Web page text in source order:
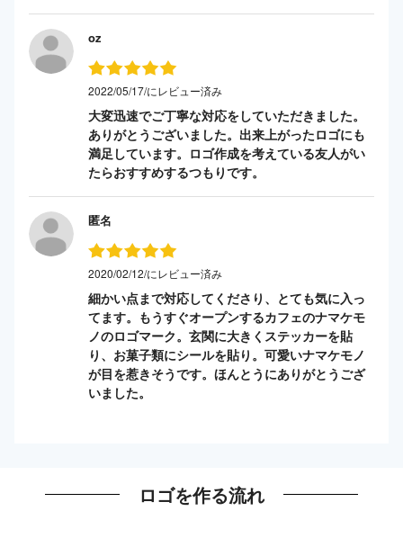
oz
2022/05/17/にレビュー済み
大変迅速でご丁寧な対応をしていただきました。
ありがとうございました。出来上がったロゴにも
満足しています。ロゴ作成を考えている友人がい
たらおすすめするつもりです。
匿名
2020/02/12/にレビュー済み
細かい点まで対応してくださり、とても気に入っ
てます。もうすぐオープンするカフェのナマケモ
ノのロゴマーク。玄関に大きくステッカーを貼
り、お菓子類にシールを貼り。可愛いナマケモノ
が目を惹きそうです。ほんとうにありがとうござ
いました。
ロゴを作る流れ